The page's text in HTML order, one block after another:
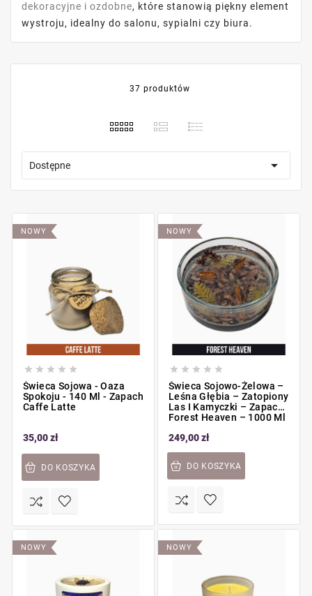
dekoracyjne i ozdobne, które stanowią piękny element
wystroju, idealny do salonu, sypialni czy biura.
37 produktów
Dostępne 
NOWY
    
Świeca Sojowa - Oaza
Spokoju - 140 Ml - Zapach
Caffe Latte
35,00 zł
DO KOSZYKA
NOWY
    
Świeca Sojowo-Żelowa –
Leśna Głębia – Zatopiony
Las I Kamyczki – Zapach
Forest Heaven – 1000 Ml
249,00 zł
DO KOSZYKA
NOWY NOWY